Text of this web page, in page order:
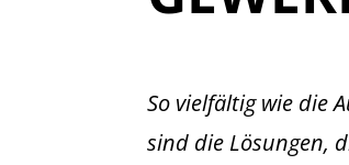
So vielfältig wie die
sind die Lösungen,